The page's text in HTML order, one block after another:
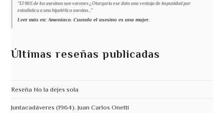
“El 96% de los asesinos son varones ¿Otorgaría ese dato una ventaja de impunidad por
estadística a una hipotética asesina...”
Leer más en: Amoniaco. Cuando el asesino es una mujer.
Últimas reseñas publicadas
Reseña No la dejes sola
Juntacadáveres (1964). Juan Carlos Onetti